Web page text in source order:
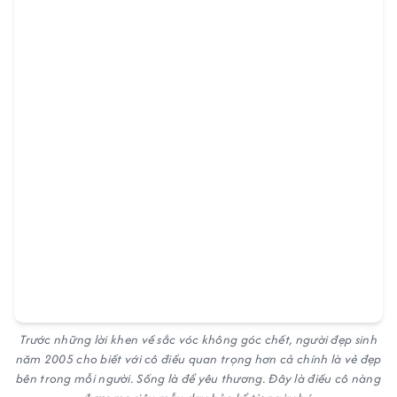
Trước những lời khen về sắc vóc không góc chết, người đẹp sinh
năm 2005 cho biết với cô điều quan trọng hơn cả chính là vẻ đẹp
bên trong mỗi người. Sống là để yêu thương. Đây là điều cô nàng